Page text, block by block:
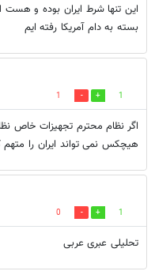
این تنها شرط ایران بوده و هست
بسته به دام آمریکا رفته ایم
1
1
اگر نظام محترم تجهیزات خاص
هیچکس نمی تواند ایران را متهم
1
0
تحلیلی عبری عربی